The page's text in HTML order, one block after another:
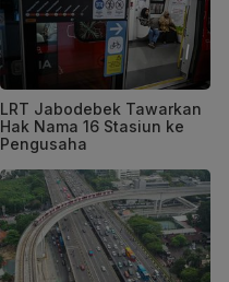
LRT Jabodebek Tawarkan
Hak Nama 16 Stasiun ke
Pengusaha